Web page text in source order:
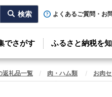
よくあるご質問・お
でさがす ふるさと納税を
返礼品一覧 肉・ハム類 お肉